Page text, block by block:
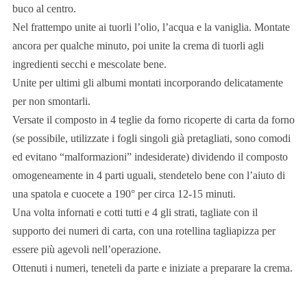
buco al centro.
Nel frattempo unite ai tuorli l’olio, l’acqua e la vaniglia. Montate
ancora per qualche minuto, poi unite la crema di tuorli agli
ingredienti secchi e mescolate bene.
Unite per ultimi gli albumi montati incorporando delicatamente
per non smontarli.
Versate il composto in 4 teglie da forno ricoperte di carta da forno
(se possibile, utilizzate i fogli singoli già pretagliati, sono comodi
ed evitano “malformazioni” indesiderate) dividendo il composto
omogeneamente in 4 parti uguali, stendetelo bene con l’aiuto di
una spatola e cuocete a 190° per circa 12-15 minuti.
Una volta infornati e cotti tutti e 4 gli strati, tagliate con il
supporto dei numeri di carta, con una rotellina tagliapizza per
essere più agevoli nell’operazione.
Ottenuti i numeri, teneteli da parte e iniziate a preparare la crema.